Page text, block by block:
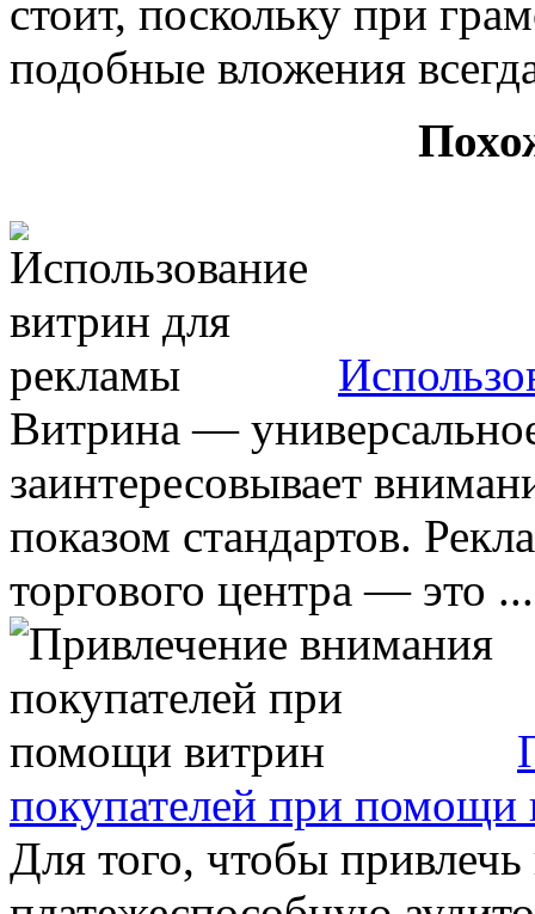
стоит, поскольку при
подобные вложения
Витрина —
заинтересовывает
показом стандартов.
торгового центра — это ...
покупателей при помощи
Для того, чтобы